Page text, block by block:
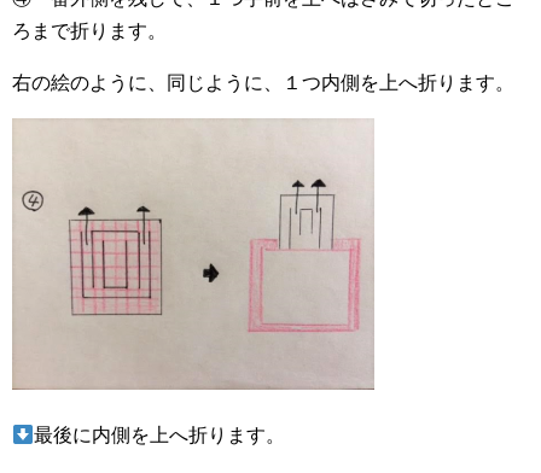
ろまで折ります。
右の絵のように、同じように、１つ内側を上へ折ります。
最後に内側を上へ折ります。